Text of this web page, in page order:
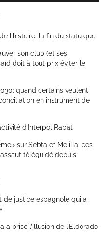
l’histoire: la fin du statu quo
son club (et ses
doit à tout prix éviter le
quand certains veulent
en instrument de
d’Interpol Rabat
sur Sebta et Melilla: ces
téléguidé depuis
de justice espagnole qui a
a brisé l’illusion de l’Eldorado